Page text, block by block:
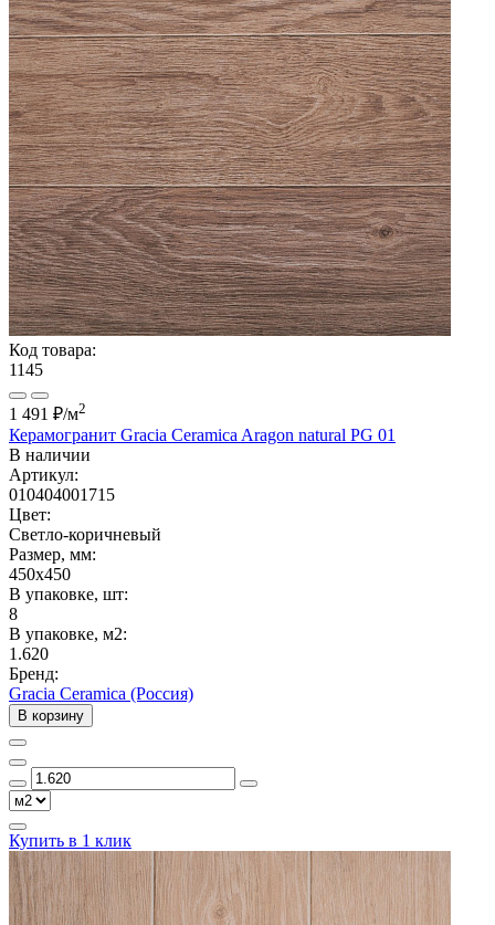
Код товара:
1145
1 491 ₽/м2
Керамогранит Gracia Ceramica Aragon natural PG 01
В наличии
Артикул:
010404001715
Цвет:
Светло-коричневый
Размер, мм:
450x450
В упаковке, шт:
8
В упаковке, м2:
1.620
Бренд:
Gracia Ceramica (Россия)
В корзину
Купить в 1 клик